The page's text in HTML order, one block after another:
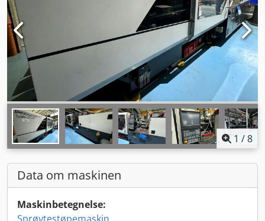
1 /8
Data om maskinen
Maskinbetegnelse: